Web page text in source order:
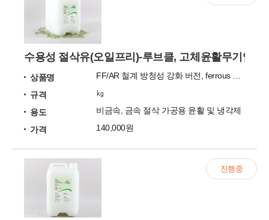
수용성 절삭유(오일프리)-루브클, 고체윤활무기입
상품명
규격
㎏
용도
비금속, 금속 절삭 가공용 윤활 및 냉각제
가격
140,000원
진행중